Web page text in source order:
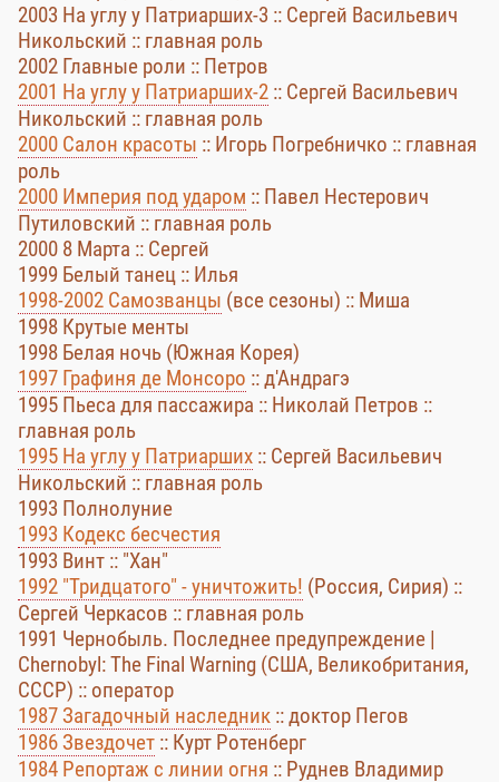
2003 На углу у Патриарших-3 :: Сергей Васильевич
Никольский :: главная роль
2002 Главные роли :: Петров
2001 На углу у Патриарших-2 :: Сергей Васильевич
Никольский :: главная роль
2000 Салон красоты :: Игорь Погребничко :: главная
роль
2000 Империя под ударом :: Павел Нестерович
Путиловский :: главная роль
2000 8 Марта :: Сергей
1999 Белый танец :: Илья
1998-2002 Самозванцы (все сезоны) :: Миша
1998 Крутые менты
1998 Белая ночь (Южная Корея)
1997 Графиня де Монсоро :: д'Андрагэ
1995 Пьеса для пассажира :: Николай Петров ::
главная роль
1995 На углу у Патриарших :: Сергей Васильевич
Никольский :: главная роль
1993 Полнолуние
1993 Кодекс бесчестия
1993 Винт :: "Хан"
1992 "Тридцатого" - уничтожить! (Россия, Сирия) ::
Сергей Черкасов :: главная роль
1991 Чернобыль. Последнее предупреждение |
Chernobyl: The Final Warning (США, Великобритания,
СССР) :: оператор
1987 Загадочный наследник :: доктор Пегов
1986 Звездочет :: Курт Ротенберг
1984 Репортаж с линии огня :: Руднев Владимир